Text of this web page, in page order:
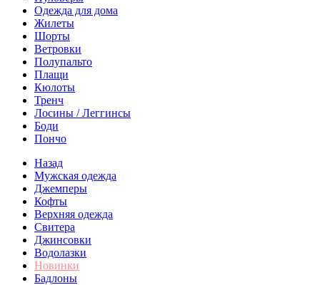
Одежда для дома
Жилеты
Шорты
Ветровки
Полупальто
Плащи
Кюлоты
Тренч
Лосины / Леггинсы
Боди
Пончо
Назад
Мужская одежда
Джемперы
Кофты
Верхняя одежда
Свитера
Джинсовки
Водолазки
Новинки
Бадлоны